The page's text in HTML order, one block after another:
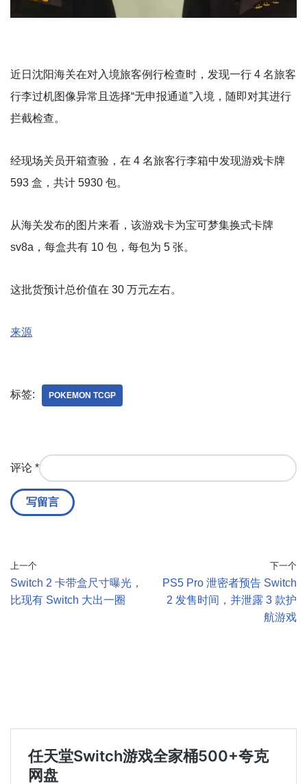
近日沈阳海关在对入境旅客例行检查时，发现一行 4 名旅客
行李过机图像异常且选择“无申报通道”入境，随即对其进行
拦截检查。
经现场关员开箱查验，在 4 名旅客行李箱中发现游戏卡牌
593 盒，共计 5930 包。
从海关发布的图片来看，该游戏卡为宝可梦集换式卡牌
sv8a，每盒共有 10 包，每包为 5 张。
这批货预计总价值在 30 万元左右。
来源
标签: POKEMON TCGP
评论 *
上一个
Switch 2 卡带盒尺寸曝光，
比现有 Switch 大出一圈
下一个
PS5 Pro 泄密者预告 Switch
2 发售时间，并泄露 3 款护
航游戏